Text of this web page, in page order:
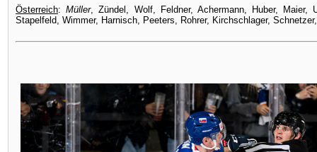
Österreich:Müller, Zündel, Wolf, Feldner, Achermann, Huber, Maier,
Stapelfeld, Wimmer, Harnisch, Peeters, Rohrer, Kirchschlager,